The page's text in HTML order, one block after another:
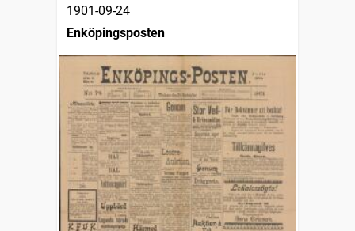
1901-09-24
Enköpingsposten